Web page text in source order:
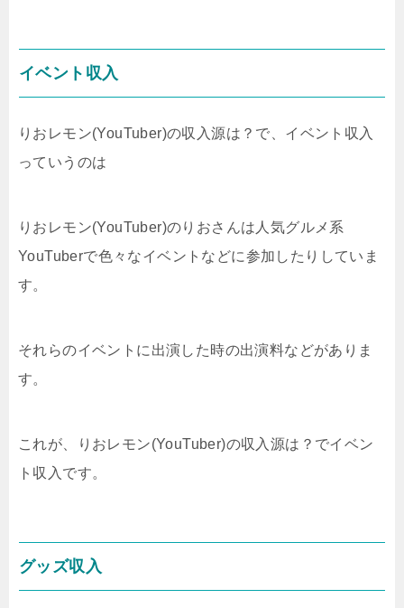
イベント収入
りおレモン(YouTuber)の収入源は？で、イベント収入
っていうのは
りおレモン(YouTuber)のりおさんは人気グルメ系
YouTuberで色々なイベントなどに参加したりしていま
す。
それらのイベントに出演した時の出演料などがありま
す。
これが、りおレモン(YouTuber)の収入源は？でイベン
ト収入です。
グッズ収入